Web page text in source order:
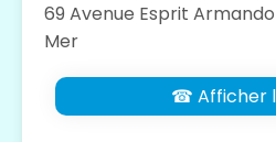
69 Avenue Esprit
Mer
☎ Afficher